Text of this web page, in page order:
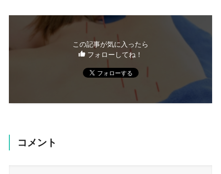
この記事が気に入ったら
フォローしてね！
コメント